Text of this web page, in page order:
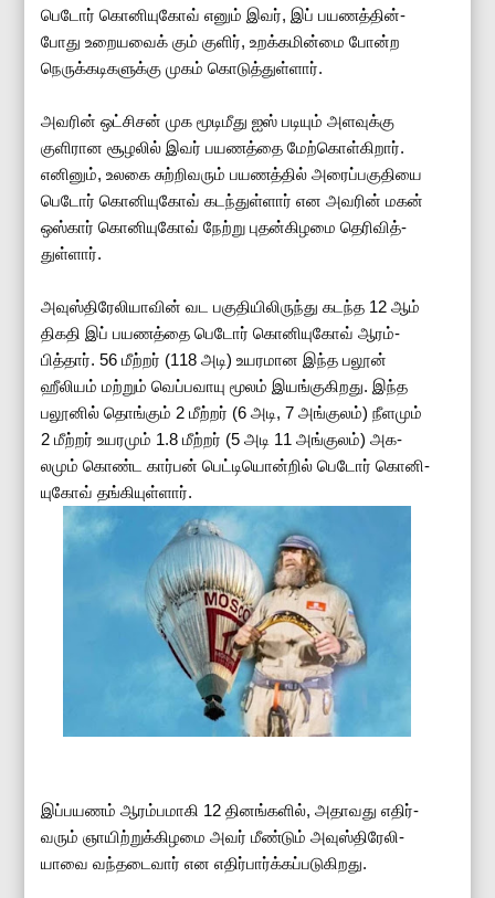
பெடோர் கொனி­யுகோவ் எனும் இவர், இப் ­ப­ய­ணத்­தின்­
போது உறை­ய­வைக் கும் குளிர், உறக்­க­மின்மை போன்ற
நெருக்­க­டி­க­ளுக்கு முகம் கொடுத்­துள்ளார்.
அவரின் ஒட்­சிசன் முக ­மூ­டி­மீது ஐஸ் படியும் அள­வுக்கு
குளி­ரான சூழலில் இவர் பய­ணத்தை மேற்கொள்கிறார்.
எனினும், உலகை சுற்­றி­வரும் பய­ணத்தில் அரைப்­ப­கு­தியை
பெடோர் கொனியுகோவ் கடந்துள்ளார் என அவரின் மகன்
ஒஸ்கார் கொனி­யுகோவ் நேற்று புதன்­கி­ழமை தெரி­வித்­
துள்ளார்.
அவுஸ்­தி­ரே­லி­யாவின் வட பகு­தி­யி­லி­ருந்து கடந்த 12 ஆம்
திகதி இப் ­ப­யணத்தை பெடோர் கொனி­யுகோவ் ஆரம்­
பித்தார். 56 மீற்றர் (118 அடி) உய­ர­மான இந்த பலூன்
ஹீலியம் மற்றும் வெப்­ப­வாயு மூலம் இயங்­கு­கி­றது. இந்த
பலூனில் தொங்கும் 2 மீற்றர் (6 அடி, 7 அங்­குலம்) நீளமும்
2 மீற்றர் உய­ரமும் 1.8 மீற்றர் (5 அடி 11 அங்­குலம்) அக­
லமும் கொண்ட கார்பன் பெட்டியொன்றில் பெடோர் கொனி­
யுகோவ் தங்­கி­யுள்ளார்.
இப்­ப­யணம் ஆரம்­ப­மாகி 12 தினங்­களில், அதா­வது எதிர்­
வரும் ஞாயிற்­றுக்­கி­ழமை அவர் மீண்டும் அவுஸ்­தி­ரே­லி­
யாவை வந்­த­டைவார் என எதிர்­பார்க்­கப்­ப­டு­கி­றது.